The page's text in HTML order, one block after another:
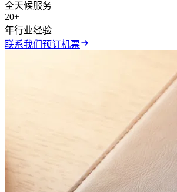
全天候服务
20+
年行业经验
联系我们预订机票